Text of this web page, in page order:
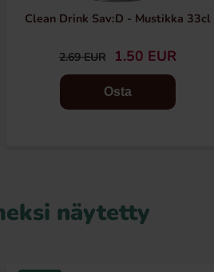
Clean Drink Sav:D - Mustikka 33cl
2.69 EUR 1.50 EUR
Osta
näytetty